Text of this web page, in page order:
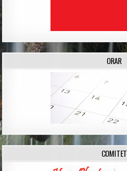
ORAR
COMITET